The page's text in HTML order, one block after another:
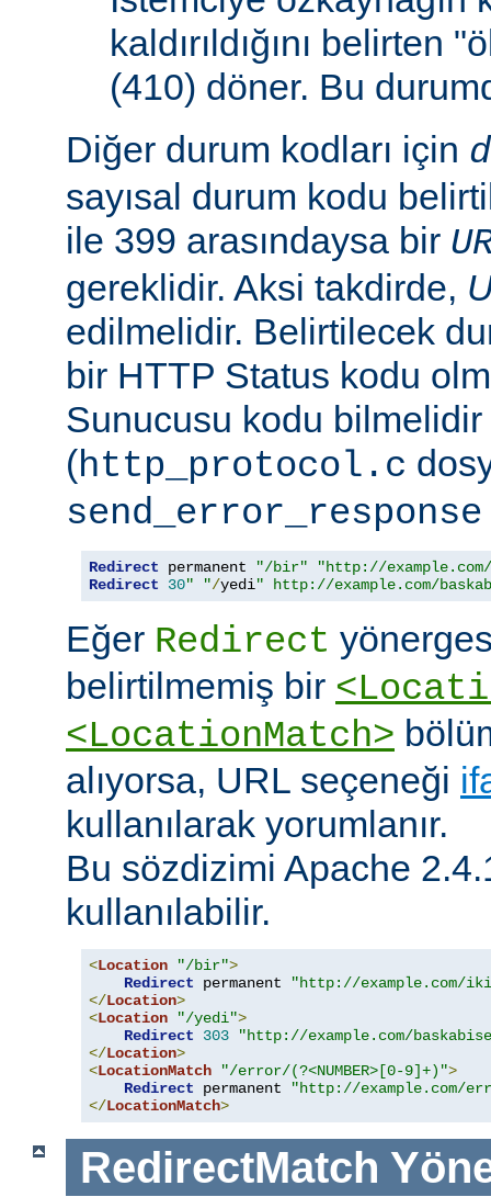
kaldırıldığını belirten
(410) döner. Bu
Diğer durum kodları için
sayısal durum kodu
ile 399 arasındaysa bir
gereklidir. Aksi takdirde,
edilmelidir. Belirtilecek
bir HTTP Status kodu
Sunucusu kodu bilmelidir
(http_protocol.c
send_error_response
Redirect permanent "/bir"
"http://
Redirect
30" "/yedi" http://example.com/
Eğer Redirect
belirtilmemiş bir
<LocationMatch>
alıyorsa, URL seçeneği
kullanılarak yorumlanır.
Bu sözdizimi Apache
kullanılabilir.
<Location "/bir">
Redirect permanent
"http://example.com/
</Location>
<Location "/yedi">
Redirect
303
"http://example.com/
</Location>
<LocationMatch "/error/(?<NUMBER>[0-9]+)">
Redirect permanent
"http://example.com/
</LocationMatch>
RedirectMatch